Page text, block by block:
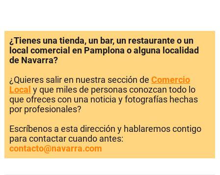
¿Tienes una tienda, un bar, un restaurante o un
local comercial en Pamplona o alguna localidad
de Navarra?
¿Quieres salir en nuestra sección de Comercio
Local y que miles de personas conozcan todo lo
que ofreces con una noticia y fotografías hechas
por profesionales?
Escríbenos a esta dirección y hablaremos contigo
para contactar cuando antes:
contacto@navarra.com